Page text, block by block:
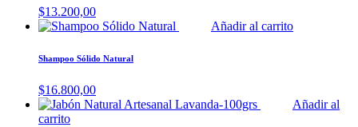
$13.200,00
Añadir al carrito
Shampoo Sólido Natural
$16.800,00
Añadir al
carrito